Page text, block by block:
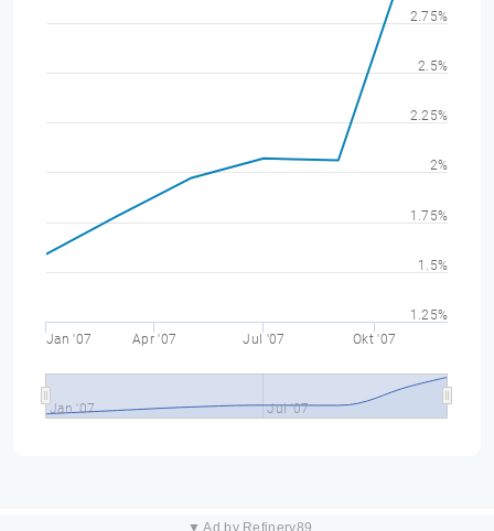
Jan '07 Apr '07 Jul '07 Okt '07
Jan '07 Jul '07
1.25%
1.5%
1.75%
2%
2.25%
2.5%
2.75%
▼ Ad by Refinery89